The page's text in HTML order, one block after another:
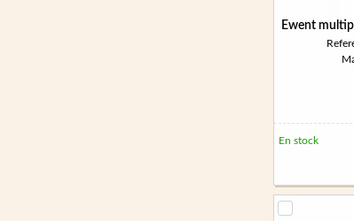
Ewent
En stock